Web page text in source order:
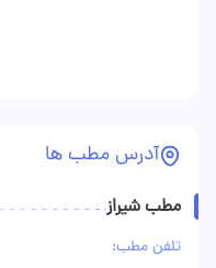
آدرس مطب ها
مطب شیراز
تلفن مطب: